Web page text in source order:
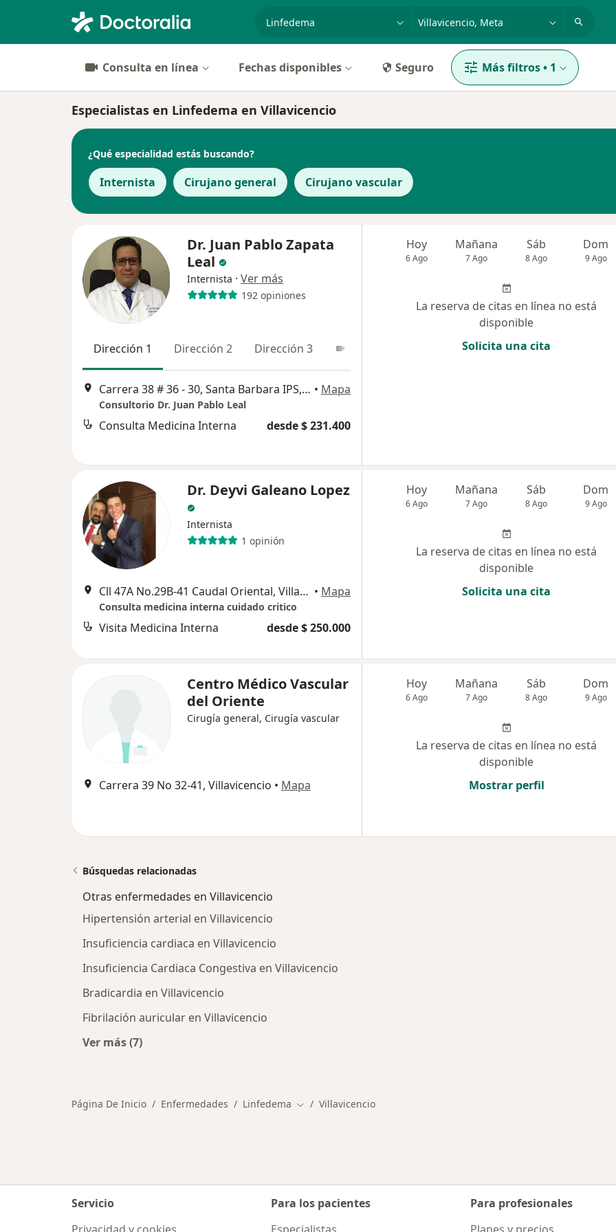
Consulta en línea Fechas disponibles Seguro Más filtros• 1
Especialistas en Linfedema en Villavicencio
¿Qué especialidad estás buscando?
Internista Cirujano general Cirujano vascular
Dr. Juan Pablo Zapata
Leal
Internista · Ver más
192 opiniones
Dirección 1 Dirección 2 Dirección 3
Carrera 38 # 36 - 30, Santa Barbara IPS, Villavicencio • Mapa
Consultorio Dr. Juan Pablo Leal
Consulta Medicina Interna desde $ 231.400
Hoy
6 Ago
Mañana
7 Ago
Sáb
8 Ago
Dom
9 Ago
La reserva de citas en línea no está
disponible
Solicita una cita
Dr. Deyvi Galeano Lopez
Internista
1 opinión
Cll 47A No.29B-41 Caudal Oriental, Villavicencio • Mapa
Consulta medicina interna cuidado critico
Visita Medicina Interna desde $ 250.000
Hoy
6 Ago
Mañana
7 Ago
Sáb
8 Ago
Dom
9 Ago
La reserva de citas en línea no está
disponible
Solicita una cita
Centro Médico Vascular
del Oriente
Cirugía general, Cirugía vascular
Carrera 39 No 32-41, Villavicencio • Mapa
Hoy
6 Ago
Mañana
7 Ago
Sáb
8 Ago
Dom
9 Ago
La reserva de citas en línea no está
disponible
Mostrar perfil
Búsquedas relacionadas
Otras enfermedades en Villavicencio
Hipertensión arterial en Villavicencio
Insuficiencia cardiaca en Villavicencio
Insuficiencia Cardiaca Congestiva en Villavicencio
Bradicardia en Villavicencio
Fibrilación auricular en Villavicencio
Ver más (7)
Página De Inicio Enfermedades Linfedema Cambiar de ciudad
Villavicencio
Servicio
Para los pacientes
Para profesionales